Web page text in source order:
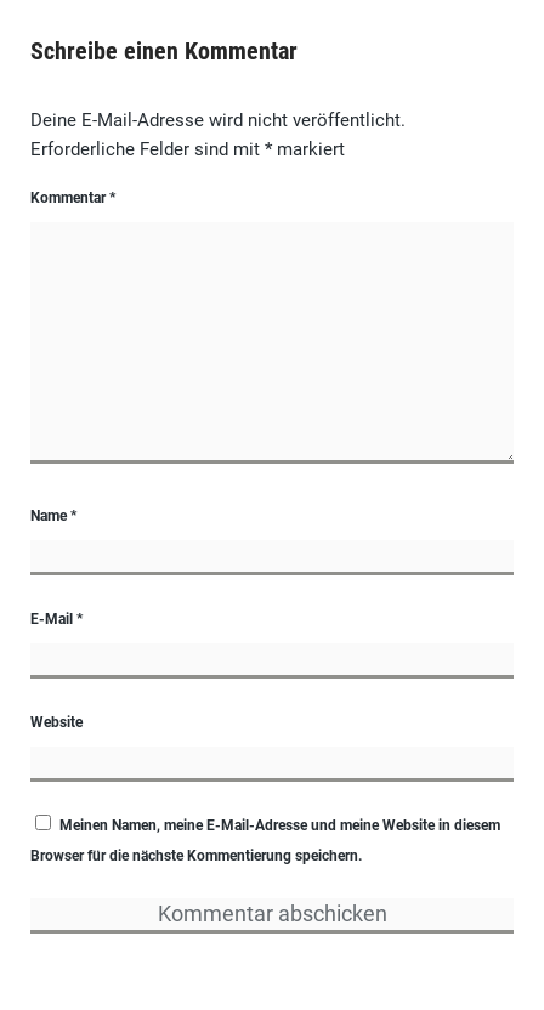
Schreibe einen Kommentar
Deine E-Mail-Adresse wird nicht veröffentlicht.
Erforderliche Felder sind mit *markiert
Kommentar*
Name*
E-Mail *
Website
Meinen Namen, meine E-Mail-Adresse und meine Website in diesem
Browser für die nächste Kommentierung speichern.